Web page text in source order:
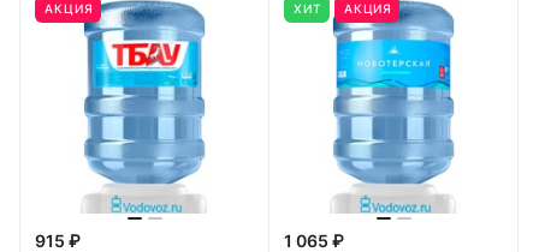
АКЦИЯ
915 ₽
ХИТ АКЦИЯ
1 065 ₽